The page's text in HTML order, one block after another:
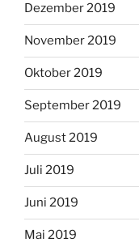
Dezember 2019
November 2019
Oktober 2019
September 2019
August 2019
Juli 2019
Juni 2019
Mai 2019